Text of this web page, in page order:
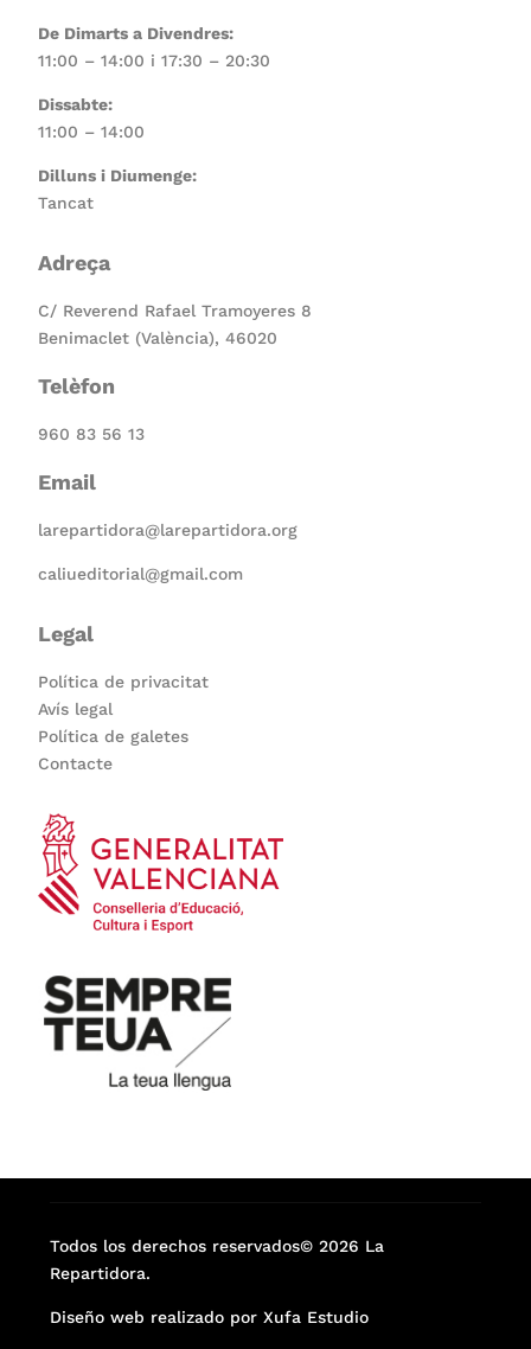
De Dimarts a Divendres:
11:00 – 14:00 i 17:30 – 20:30
Dissabte:
11:00 – 14:00
Dilluns i Diumenge:
Tancat
Adreça
C/ Reverend Rafael Tramoyeres 8
Benimaclet (València), 46020
Telèfon
960 83 56 13
Email
larepartidora@larepartidora.org
caliueditorial@gmail.com
Legal
Política de privacitat
Avís legal
Política de galetes
Contacte
Todos los derechos reservados© 2026 La
Repartidora.
Diseño web realizado por Xufa Estudio